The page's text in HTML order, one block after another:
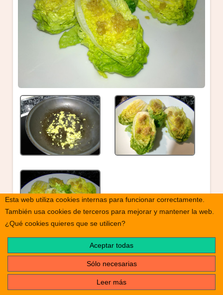
print
Nombre de la receta
Cogollos con ajos fritos
Esta web utiliza cookies internas para funcionar correctamente.
También usa cookies de terceros para mejorar y mantener la web.
¿Qué cookies quieres que se utilicen?
Aceptar todas
Sólo necesarias
Leer más